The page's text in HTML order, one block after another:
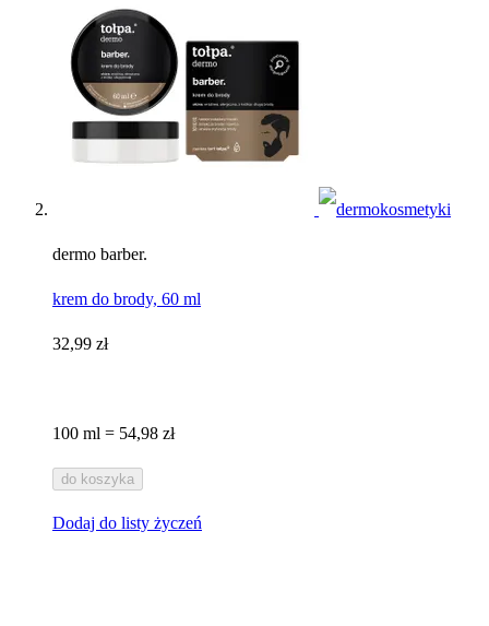
dermo barber.
krem do brody, 60 ml
32,99 zł
100 ml = 54,98 zł
do koszyka
Dodaj do listy życzeń